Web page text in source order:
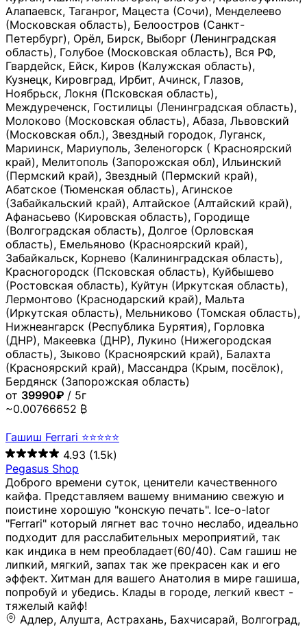
Алапаевск, Таганрог, Мацеста (Сочи), Менделеево
(Московская область), Белоостров (Санкт-
Петербург), Орёл, Бирск, Выборг (Ленинградская
область), Голубое (Московская область), Вся РФ,
Гвардейск, Ейск, Киров (Калужская область),
Кузнецк, Кировград, Ирбит, Ачинск, Глазов,
Ноябрьск, Локня (Псковская область),
Междуреченск, Гостилицы (Ленинградская область),
Молоково (Московская область), Абаза, Львовский
(Московская обл.), Звездный городок, Луганск,
Мариинск, Мариуполь, Зеленогорск ( Красноярский
край), Мелитополь (Запорожская обл), Ильинский
(Пермский край), Звездный (Пермский край),
Абатское (Тюменская область), Агинское
(Забайкальский край), Алтайское (Алтайский край),
Афанасьево (Кировская область), Городище
(Волгоградская область), Долгое (Орловская
область), Емельяново (Красноярский край),
Забайкальск, Корнево (Калининградская область),
Красногородск (Псковская область), Куйбышево
(Ростовская область), Куйтун (Иркутская область),
Лермонтово (Краснодарский край), Мальта
(Иркутская область), Мельниково (Томская область),
Нижнеангарск (Республика Бурятия), Горловка
(ДНР), Макеевка (ДНР), Лукино (Нижегородская
область), Зыково (Красноярский край), Балахта
(Красноярский край), Массандра (Крым, посёлок),
Бердянск (Запорожская область)
от 39990₽ / 5г
~0.00766652 ₿
Гашиш Ferrari ⭐⭐⭐⭐⭐
4.93 (1.5k)
Pegasus Shop
Доброго времени суток, ценители качественного
кайфа. Представляем вашему вниманию свежую и
поистине хорошую "конскую печать". Ice-o-lator
"Ferrari" который лягнет вас точно неслабо, идеально
подходит для расслабительных мероприятий, так
как индика в нем преобладает(60/40). Сам гашиш не
липкий, мягкий, запах так же прекрасен как и его
эффект. Хитман для вашего Анатолия в мире гашиша,
попробуй и убедись. Клады в городе, легкий квест -
тяжелый кайф!
Адлер, Алушта, Астрахань, Бахчисарай, Волгоград, Волжский, Евпатория, Екатеринбург, Ишимбай, Казань, Керчь, Копейск, Курск, Рыльск, Саки, Салават, Симферополь, Сочи, Старый Крым, Стерлитамак, Судак, Уфа, Феодосия, Хабаровск, Челябинск, Ялта, Джанкой, Новосибирск, Щёлкино, Санкт-Петербург, Мурманск, Сургут, Невинномысск, Черкесск, Усть-Лабинск, Геленджик, Ставрополь, Калуга, Елец, Лебедянь, Данков, Жуковский, Оренбург, Орск (Оренбургская область), Магнитогорск, Пермь, Зеленоград, Солнечногорск, Нижний Новгород, Лысково, Заволжье, Кстово, Балахна (Нижегородская область), Богородск, Бор (Нижегородская область), Саратов, Энгельс, Ижевск, Тюмень, Ростов-на-Дону, Шахты, Новочеркасск, Батайск, Аксай, Люберцы, Истра, Москва, Армавир, Краснодар, Магадан, Самара, Анапа, Славянск-на-Кубани, Чаплыгин, Липецк, Нижний Тагил, Орехово-Зуево, Усть-Джегута, Лянтор, Нефтеюганск, Пыть-Ях, Урень, Ветлуга, Шахунья, Новороссийск, Крымск, Тимашёвск, Тольятти, Воткинск, Звенигород, Руза, Можайск, Белгород, Воронеж, Соликамск, Нытва, Лысьва (Пермский край), Чусовой, Кунгур, Краснокамск, Миасс, Губаха, Тула, Новомосковск, Донской, Омск, Льгов, Мытищи, Королёв, Ивантеевка, Балашиха, Семилуки, Кудымкар, Старый Оскол, Оса (Пермский край), Одинцово (Московская область), Ханты-Мансийск, Лабинск, Темрюк, Курганинск, Белореченск (Краснодарский край), Алупкa, Губкин, Рязань, Калининград, Усть-Илимск, Фрязино, Минеральные Воды, Пятигорск, Кострома, Ярославль, Коркино, Верхняя Пышма, Подольск, Красноярск, Смоленск, Долгопрудный, Чебоксары, Калачинск, Канск, Киров (Кировская область), Вологда, Рославль, Владивосток, Обнинск, Балабаново (Калужская область), Малоярославец, Брянск, Видное, Ярцево, Вязьма, Гагарин, Приволжск, Фурманов, Чайковский, Кинешма, Горячий Ключ, Улан-Удэ, Туймазы, Дюртюли, Альметьевск, Нефтекамск, Хадыженск, Апшеронск, Майкоп, Уссурийск, Ульяновск, Гатчина, Луга (Ленинградская область), Надым, Ногинск, Электросталь, Железнодорожный (Московская область), Бутурлиновка, Кириллов, Краснознаменск (Калиниградская область), Мышкин, Томмот, Холм, Абакан, Абдулино, Агидель, Агрыз, Адыгейск, Азнакаево, Алатырь, Алдан, Алейск, Александров, Александровск, Алексеевка (Белгородская обл.), Алексин, Амурск, Анадырь, Ангарск, Андреаполь, Анжеро-Судженск, Анива, Апатиты, Арамиль, Ардон, Арзамас, Аркадак, Арсеньев, Артём, Артёмовский, Архангельск, Асбест, Асино, Аткарск, Ахтубинск, Аша, Бабаево (Вологодская область), Бавлы (Республика Татарстан), Байкальск, Бакал, Баксан, Балаклава, Балаково (Саратовская область), Балашов (Саратовская область), Балтийск, Барабинск, Барнаул, Барыш (Ульяновская область), Бежецк, Белая Калитва (Ростовская область), Белебей, Белогорск (Крым), Белозерск, Белокуриха, Беломорск, Белоозёрский (Московская область), Белорецк (Республика Башкортостан), Кызыл, Белоярский (Ханты-Мансийский АО), Бердск, Березники (Пермский край), Берёзовский (Кемеровская область), Берёзовский (Свердловская область), Беслан, Бийск, Бикин, Билибино, Биробиджан, Благовещенск (Амурская область), Благовещенск (Башкортостан), Бобров, Богородицк, Боготол, Богучар, Бокситогорск (Ленинградская область), Бологое (Тверская область), Болхов, Большой Камень (Приморский край), Борисоглебск (Воронежская область), Боровичи (Новгородская область), Боровск, Бородино, Братск, Бронницы (Московская область), Бугульма (Республика Татарстан), Бугуруслан (Оренбургская область), Буинск, Буй, Буйнакск, Валдай, Валуйки, Велиж, Великие Луки, Великий Новгород, Великий Устюг, Вельск, Венёв, Верещагино, Верхнеуральск, Верхний Уфалей, Верхняя Салда, Верхняя Тура, Весьегонск, Вилючинск, Вихоревка, Вичуга, Владикавказ, Волгодонск, Волгореченск, Володарск, Волосово, Волчанск, Вольск, Воркута, Ворсма, Всеволожск (Ленинградская область), Вуктыл, Выкса, Высоковск, Высоцк, Вытегра, Вышний Волочёк, Вяземский, Вязники, Вятские Поляны, Нея, Шилка, Гаврилов Посад, Гаврилов-Ям, Гай, Галич, Гдов, Голицыно, Горно-Алтайск, Горнозаводск, Горняк, Городец, Гороховец, Гремячинск, Грозный, Грязи, Грязовец, Губкинский, Гуково, Гулькевичи, Гурьевск (Калининградская область), Гурьевск (Кемеровская область), Гусев, Гусь-Хрустальный, Давлеканово, Далматово, Дальнегорск, Дегтярск, Дедовск, Демидов, Дербент, Десногорск, Дзержинск, Дзержинский (Московская область), Дивногорск, Димитровград, Дмитровск, Дно, Добрянка, Долинск, Домодедово, Донецк (ДНР), Дорогобуж, Дрезна, Дубна, Дудинка, Духовщина, Дятьково, Егорьевск, Елабуга, Елизово, Ельня (Будет изменено название), Емва, Енисейск, Ермолино, Ершов, Ессентуки, Ефремов, Железноводск, Железногорск (Красноярский край), Железногорск (Курская область), Железногорск-Илимский, Жигулёвск, Жиздра, Жирновск, Жуков, Жуковка, Заводоуковск, Заволжск, Задонск, Заинск, Заозёрный, Заозёрск, Западная Двина, Заполярный, Зарайск, Заречный (Пензенская область), Заречный (Свердловская область), Заринск, Звенигово, Зверево, Зеленогорск ( Ленинградская обл. ), Зеленоградск, Зеленодольск, Зеленокумск, Зерноград, Зима, Змеиногорск, Зубцов, Ивангород, Иваново, Ивдель, Избербаш, Изобильный, Иланский, Инза, Инкерман, Инта, Ипатово, Искитим, Йошкар-Ола, Кадников, Калач, Калач-на-Дону, Калининск, Калтан, Калязин, Камбарка, Каменка (Пензенская область), Каменногорск (Ленинградская область), Каменск-Уральский, Каменск-Шахтинский, Камень-на-Оби, Камешково, Камышин, Канаш, Кандалакша, Карабаново, Карабаш, Карачаевск, Каргат, Каргополь, Карпинск, Карталы, Касимов, Касли, Каспийск, Катав-Ивановск, Катайск, Качканар, Кашин, Кашира, Кемерово, Кемь, Кизел, Кизилюрт, Кизляр, Кимовск, Кимры, Кингисепп, Кинель, Киреевск, Киренск, Киржач, Кириши, Кирово-Чепецк, Кировск (Ленинградская область), Кировск (Мурманская область), Кирсанов, Киселёвск, Кисловодск, Климовск, Клинцы, Княгинино, Ковдор, Ковров, Когалым, Козельск, Козьмодемьянск, Кола, Кологрив, Колпашево, Колпино, Кольчугино, Комсомольск, Комсомольск-на-Амуре, Конаково, Кондопога, Кондрово, Константиновск, Кораблино, Кореновск, Корсаков, Коряжма, Костерёво, Костомукша, Котельники, Котельниково, Котельнич, Котлас, Котовск, Кохма, Красноармейск (Московская область), Краснозаводск, Краснознаменск (Московская область), Краснокаменск, Краснослободск (Волгоградская область), Краснотурьинск, Красноуральск, Красный Сулин, Кремёнки, Кропоткин, Кубинка, Кувшиново (Тверская область), Кудрово, Кулебаки, Кумертау, Курлово, Куровское, Куртамыш, Курчатов, Куса, Кушва, Кыштым, Лабытнанги, Лагань, Лаишево (Республика Татарстан), Лакинск, Лангепас, Лахденпохья, Ленинск-Кузнецкий, Ленск (Республика Саха), Лермонтов (Ставропольский край), Лесозаводск (Приморский край), Лесосибирск, Ливны (Орловская область), Ликино-Дулёво, Липки (Тульская область), Лиски (Воронежская область), Лихославль, Лодейное Поле, Ломоносов (Санкт-Петербург), Лосино-Петровский, Лукоянов, Луховицы, Лыткарино, Любань (Ленинградская область), Любим, Людиново, Магас, Майский, Макаров, Малая Вишера, Малгобек, Мамадыш, Мамоново, Мантурово, Маркс, Махачкала, Мглин, Мегион, Медвежьегорск, Медногорск, Медынь, Меленки, Мелеуз, Менделеевск, Мещовск, Микунь, Миллерово, Минусинск, Миньяр, Мирный (Архангельская область), Мирный (Якутия), Михайловка (Город), Михайловск (Свердловская область), Михайловск (Ставропольский край), Могоча, Можга, Моздок, Мончегорск, Морозовск, Моршанск, Мосальск, Муравленко, Мурино, Муром, Мценск, Мыски, Набережные Челны, Навашино (Нижегородская область), Назарово (Красноярский край), Назрань, Нальчик, Наро-Фоминск, Нарткала, Нарьян-Мар, Находка, Невель (Псковская область), Невельск, Невьянск, Нелидово (Тверская область), Неман, Нерехта (Костромская область), Нерюнгри, Нестеров, Нефтегорск (Самарская область), Нефтекумск, Нижневартовск, Нижнекамск (Республика Татарстан), Нижнеудинск, Нижние Серги, Нижний Ломов, Нижняя Тура, Николаевск-на-Амуре, Никольск (Вологодская область), Никольск (Пензенская область), Новая Ладога, Новая Ляля, Новоалександровск, Новоалтайск, Нововоронеж, Новодвинск, Новозыбков, Новокубанск, Новокуйбышевск, Новомичуринск, Новопавловск, Новоржев, Новосокольники, Новотроицк, Новоульяновск, Новоуральск, Новохопёрск, Новочебоксарск, Новошахтинск, Новый Оскол, Новый Уренгой, Норильск, Нурлат, Нягань, Нязепетровск, Няндома, Облучье, Обоянь, Озёрск (Калининградская область), Озёрск (Челябинская область), Озёры, Октябрьск (Самарская область), Октябрьский (Башкортостан), Окуловка (Новгородская область), Оленегорск, Олонец, Онега, Опочка, Осинники, Осташков, Остров, Острогожск, Отрадный, Оха, Павлово, Павловск (Воронежская область), Павловск (Санкт-Петербург), Павловский Посад, Партизанск, Певек, Пенза, Первоуральск, Перевоз, Пересвет, Переславль-Залесский, Пестово (Новгородская область), Петрозаводск, Петропавловск-Камчатский, Печоры, Пикалёво, Пионерский, Питкяранта, Плавск, Плёс, Подпорожье, Покачи, Покров, Покровск, Полесск, Полысаево, Полярные Зори, Полярный, Поронайск, Порхов, Похвистнево, Почеп, Починок, Пошехонье, Правдинск, Приморск (Калининградская область), Приморско-Ахтарск, Приозерск, Прокопьевск, Протвино, Прохладный, Пугачёв, Пудож, Пустошка, Пушкино, Пущино, Пыталово, Радужный (Владимирская область), Радужный (Ханты-Мансийский АО), Райчихинск, Раменское, Рассказово, Ревда, Реж, Реутов, Родники, Россошь, Ростов (Ярославская обл.), Рошаль, Ртищево, Рубцовск, Рузаевка, Рыбинск, Рыбное, Ряжск, Салехард, Сальск, Саранск, Сарапул, Саров, Сасово, Сатка, Сафоново, Саяногорск, Саянск, Светлогорск, Светлоград, Светлый, Светогорск (Ленинградская область), Свободный, Себеж, Северобайкальск, Северодвинск, Североуральск, Сегежа, Семикаракорск, Сенгилей, Серафимович, Сергач, Сергиев Посад, Сердобск, Сертолово (Ленинградская область), Сестрорецк (Ленинградская область), Сибай, Скопин, Славгород, Сланцы, Слободской, Слюдянка, Собинка, Советск (Кировская область), Советск (Калининградская область), Советск (Тульская область), Советская Гавань, Советский (Ханты-Мансийский АО), Сокол (Вологодская область), Солигалич, Соль-Илецк, Сольцы, Сортавала, Сосенский, Сосновоборск, Сосновый Бор (Ленинградская область), Сосногорск, Спас-Клепики, Спасск-Рязанский, С